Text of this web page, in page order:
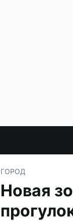
ГОРОД
Новая